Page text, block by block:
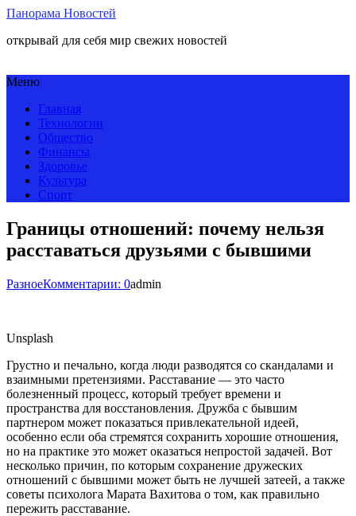
Панорама Новостей
открывай для себя мир свежих новостей
Меню
Главная
Технологии
Общество
Финансы
Здоровье
Культура
Спорт
Границы отношений: почему нельзя
расставаться друзьями с бывшими
РазноеКомментарии: 0admin
Unsplash
Грустно и печально, когда люди разводятся со скандалами и
взаимными претензиями. Расставание — это часто
болезненный процесс, который требует времени и
пространства для восстановления. Дружба с бывшим
партнером может показаться привлекательной идеей,
особенно если оба стремятся сохранить хорошие отношения,
но на практике это может оказаться непростой задачей. Вот
несколько причин, по которым сохранение дружеских
отношений с бывшими может быть не лучшей затеей, а также
советы психолога Марата Вахитова о том, как правильно
пережить расставание.